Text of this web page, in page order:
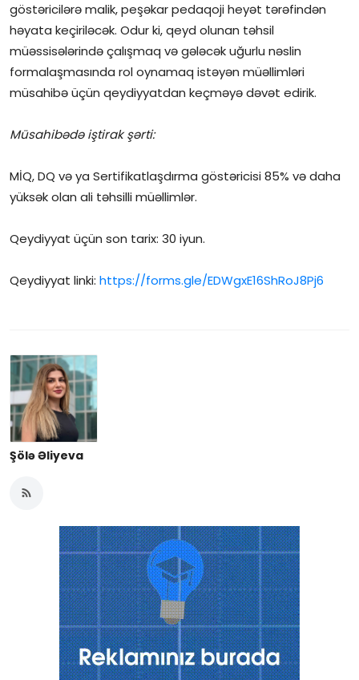
İctimai şura
Dünya
göstəricilərə malik, peşəkar pedaqoji heyət tərəfindən
həyata keçiriləcək. Odur ki, qeyd olunan təhsil
müəssisələrində çalışmaq və gələcək uğurlu nəslin
formalaşmasında rol oynamaq istəyən müəllimləri
müsahibə üçün qeydiyyatdan keçməyə dəvət edirik.
Müsahibədə iştirak şərti:
MİQ, DQ və ya Sertifikatlaşdırma göstəricisi 85% və daha
yüksək olan ali təhsilli müəllimlər.
Qeydiyyat üçün son tarix: 30 iyun.
Qeydiyyat linki: https://forms.gle/EDWgxE16ShRoJ8Pj6
Şölə Əliyeva